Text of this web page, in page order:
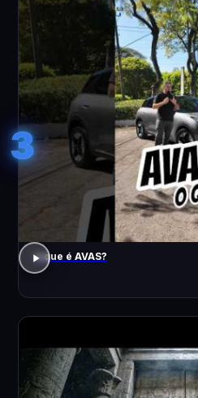
3
o que é AVAS?